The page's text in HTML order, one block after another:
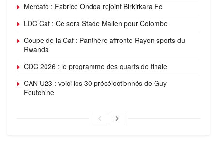
Mercato : Fabrice Ondoa rejoint Birkirkara Fc
LDC Caf : Ce sera Stade Malien pour Colombe
Coupe de la Caf : Panthère affronte Rayon sports du
Rwanda
CDC 2026 : le programme des quarts de finale
CAN U23 : voici les 30 présélectionnés de Guy
Feutchine